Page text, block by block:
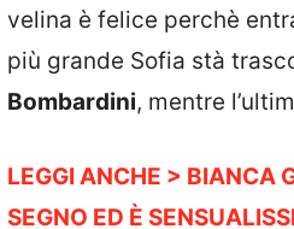
velina è felice perchè
più grande Sofia stà
Bombardini, mentre
LEGGI ANCHE > BIANCA
SEGNO ED È